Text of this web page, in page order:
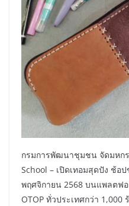
กรมการพัฒนาชุมชน จัดมหก
School – เปิดเทอมสุดปัง ช้อ
พฤศจิกายน 2568 บนแพลตฟ
OTOP ทั่วประเทศกว่า